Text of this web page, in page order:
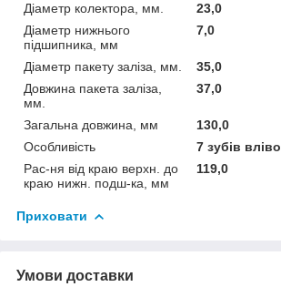
Діаметр колектора, мм.
23,0
Діаметр нижнього
підшипника, мм
7,0
Діаметр пакету заліза, мм.
35,0
Довжина пакета заліза,
мм.
37,0
Загальна довжина, мм
130,0
Особливість
7 зубів вліво
Рас-ня від краю верхн. до
краю нижн. подш-ка, мм
119,0
Приховати
Умови доставки